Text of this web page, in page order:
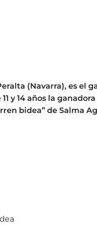
(Navarra), es el
y 14 años la ganadora
bidea” de Salma